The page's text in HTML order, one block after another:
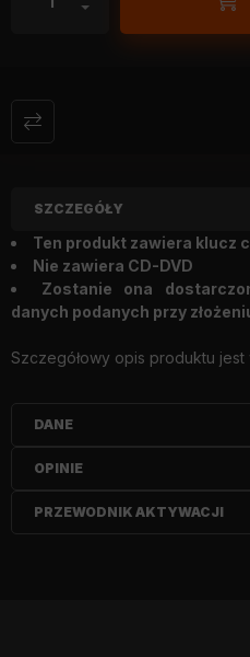
SZCZEGÓŁY
Ten produkt zawiera klucz
Nie zawiera CD-DVD
Zostanie ona
danych podanych przy
Szczegółowy opis produktu jest
DANE
OPINIE
PRZEWODNIK AKTYWACJI